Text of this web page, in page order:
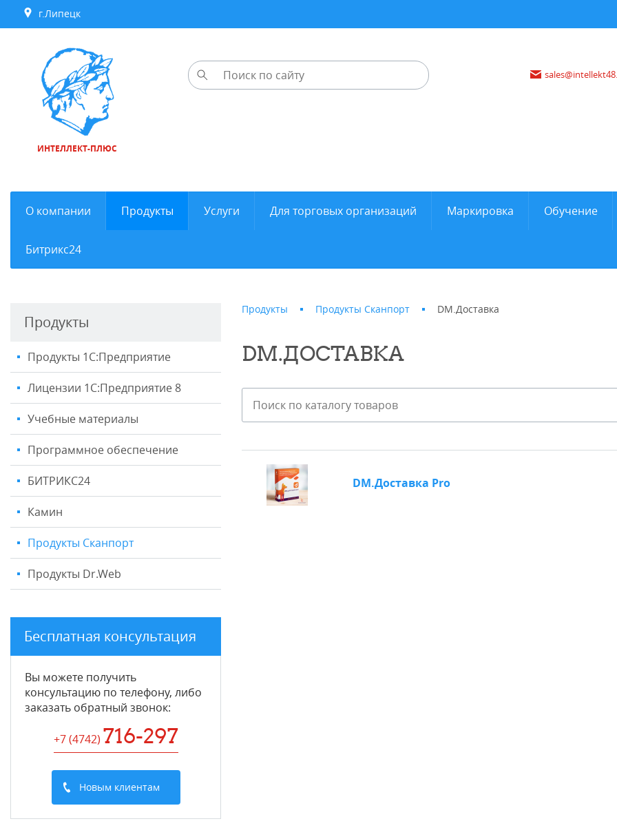
г.Липецк
ИНТЕЛЛЕКТ-ПЛЮС
О компании Продукты Услуги Для торговых организаций Маркировка Обучение
Битрикс24
Продукты
Продукты 1С:Предприятие
Лицензии 1С:Предприятие 8
Учебные материалы
Программное обеспечение
БИТРИКС24
Камин
Продукты Сканпорт
Продукты Dr.Web
Бесплатная консультация
Вы можете получить
консультацию по телефону, либо
заказать обратный звонок:
+7 (4742) 716-297
Новым клиентам
Продукты Продукты Сканпорт DM.Доставка
DM.ДОСТАВКА
DM.Доставка Pro